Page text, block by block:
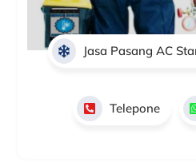
Jasa Pasang AC
Telepone